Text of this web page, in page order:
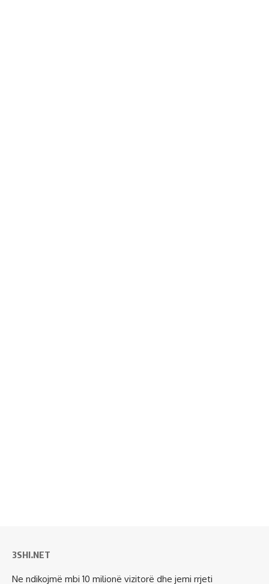
3SHI.NET
Ne ndikojmë mbi 10 milionë vizitorë dhe jemi rrjeti